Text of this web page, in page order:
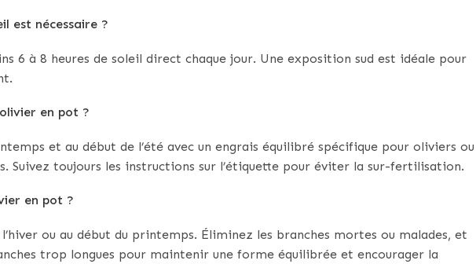
est nécessaire ?
6 à 8 heures de soleil direct chaque jour. Une exposition sud est idéale pour
en pot ?
et au début de l’été avec un engrais équilibré spécifique pour oliviers ou
Suivez toujours les instructions sur l’étiquette pour éviter la sur-fertilisation.
en pot ?
ou au début du printemps. Éliminez les branches mortes ou malades, et
trop longues pour maintenir une forme équilibrée et encourager la